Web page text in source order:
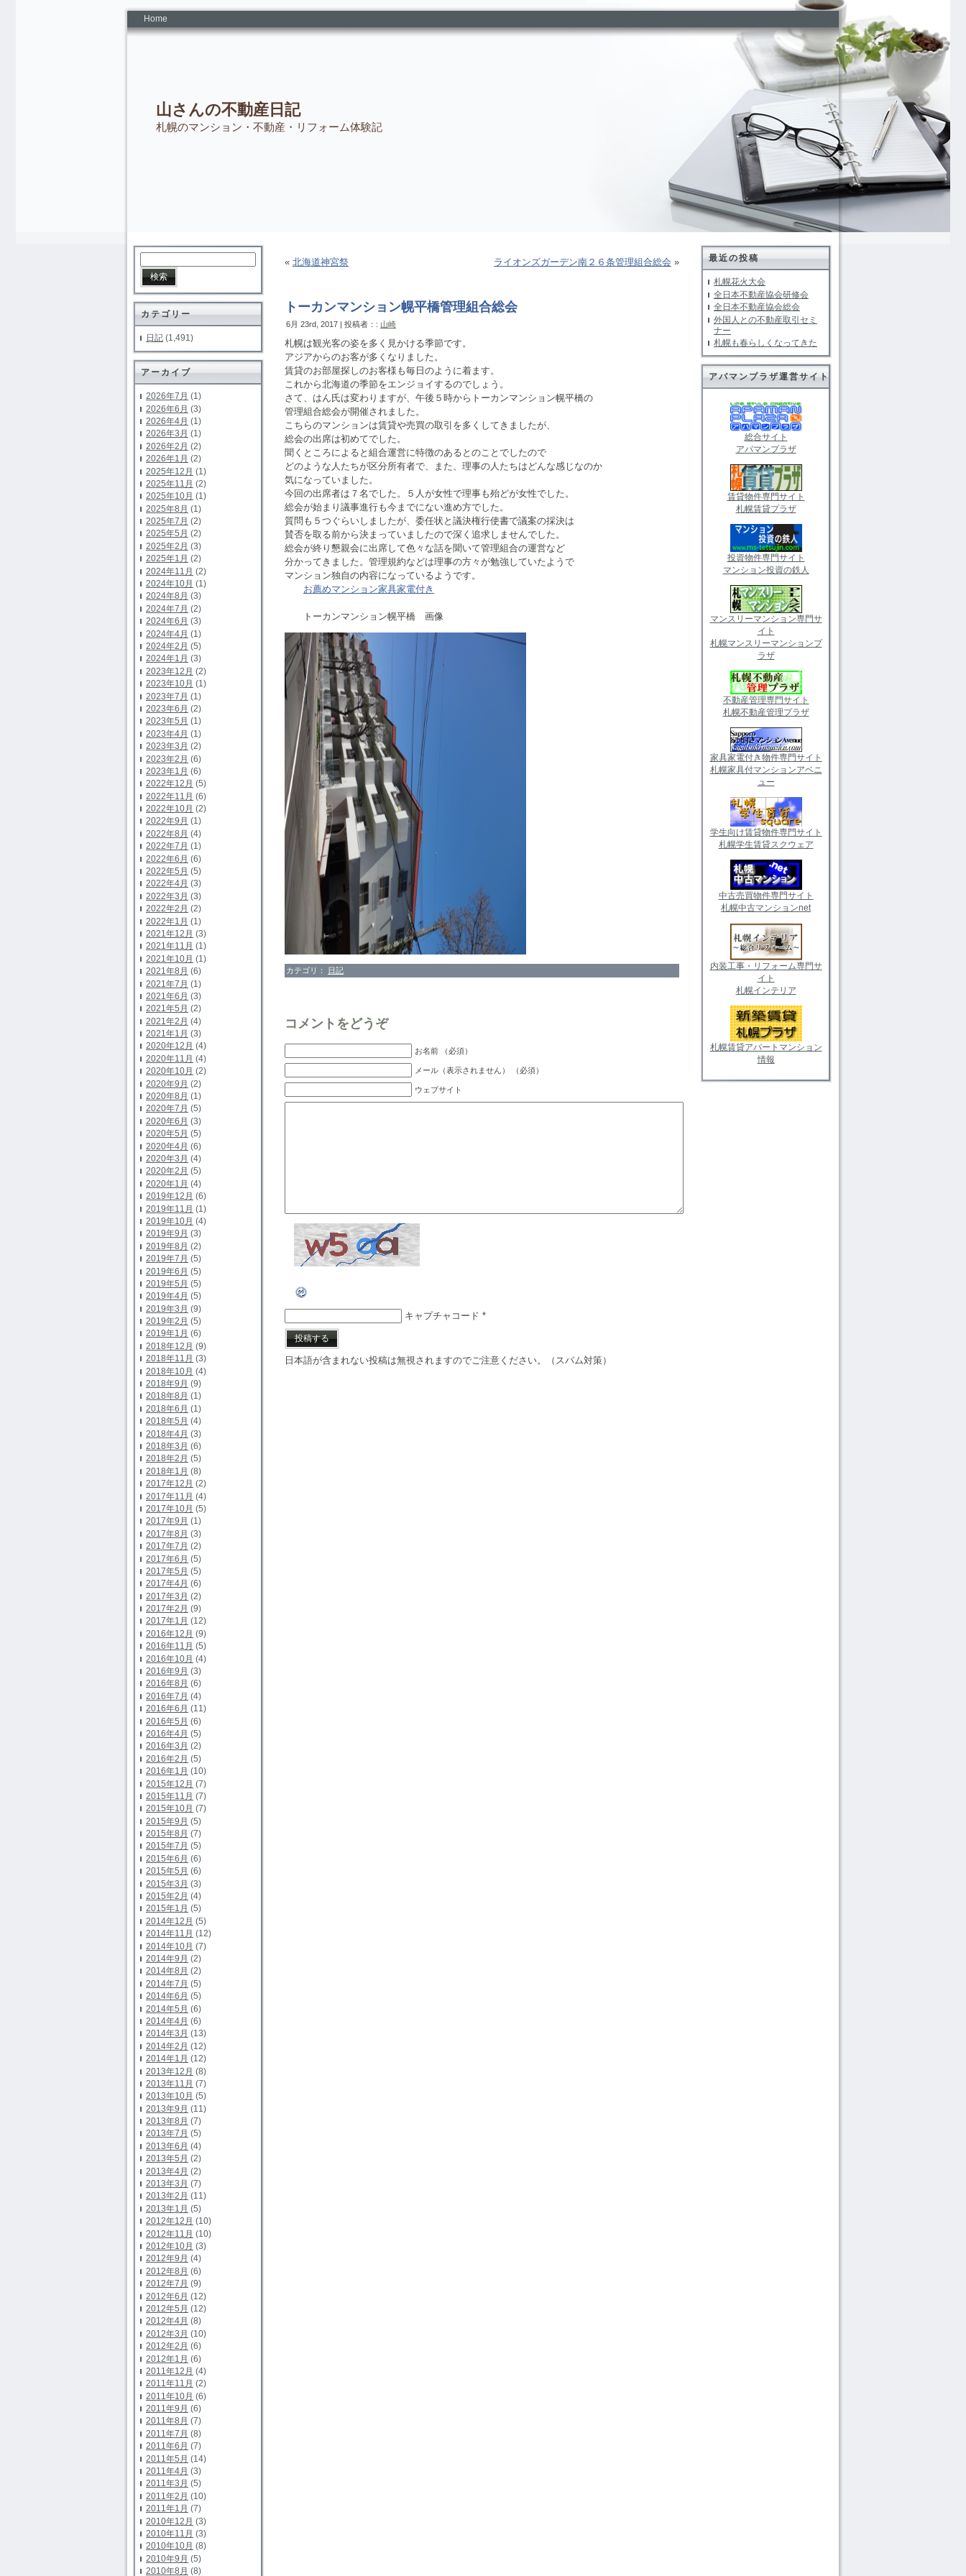
Home
山さんの不動産日記
札幌のマンション・不動産・リフォーム体験記
カテゴリー
日記 (1,491)
アーカイブ
2026年7月 (1)
2026年6月 (3)
2026年4月 (1)
2026年3月 (1)
2026年2月 (2)
2026年1月 (2)
2025年12月 (1)
2025年11月 (2)
2025年10月 (1)
2025年8月 (1)
2025年7月 (2)
2025年5月 (2)
2025年2月 (3)
2025年1月 (2)
2024年11月 (2)
2024年10月 (1)
2024年8月 (3)
2024年7月 (2)
2024年6月 (3)
2024年4月 (1)
2024年2月 (5)
2024年1月 (3)
2023年12月 (2)
2023年10月 (1)
2023年7月 (1)
2023年6月 (2)
2023年5月 (1)
2023年4月 (1)
2023年3月 (2)
2023年2月 (6)
2023年1月 (6)
2022年12月 (5)
2022年11月 (6)
2022年10月 (2)
2022年9月 (1)
2022年8月 (4)
2022年7月 (1)
2022年6月 (6)
2022年5月 (5)
2022年4月 (3)
2022年3月 (3)
2022年2月 (2)
2022年1月 (1)
2021年12月 (3)
2021年11月 (1)
2021年10月 (1)
2021年8月 (6)
2021年7月 (1)
2021年6月 (3)
2021年5月 (2)
2021年2月 (4)
2021年1月 (3)
2020年12月 (4)
2020年11月 (4)
2020年10月 (2)
2020年9月 (2)
2020年8月 (1)
2020年7月 (5)
2020年6月 (3)
2020年5月 (5)
2020年4月 (6)
2020年3月 (4)
2020年2月 (5)
2020年1月 (4)
2019年12月 (6)
2019年11月 (1)
2019年10月 (4)
2019年9月 (3)
2019年8月 (2)
2019年7月 (5)
2019年6月 (5)
2019年5月 (5)
2019年4月 (5)
2019年3月 (9)
2019年2月 (5)
2019年1月 (6)
2018年12月 (9)
2018年11月 (3)
2018年10月 (4)
2018年9月 (9)
2018年8月 (1)
2018年6月 (1)
2018年5月 (4)
2018年4月 (3)
2018年3月 (6)
2018年2月 (5)
2018年1月 (8)
2017年12月 (2)
2017年11月 (4)
2017年10月 (5)
2017年9月 (1)
2017年8月 (3)
2017年7月 (2)
2017年6月 (5)
2017年5月 (5)
2017年4月 (6)
2017年3月 (2)
2017年2月 (9)
2017年1月 (12)
2016年12月 (9)
2016年11月 (5)
2016年10月 (4)
2016年9月 (3)
2016年8月 (6)
2016年7月 (4)
2016年6月 (11)
2016年5月 (6)
2016年4月 (5)
2016年3月 (2)
2016年2月 (5)
2016年1月 (10)
2015年12月 (7)
2015年11月 (7)
2015年10月 (7)
2015年9月 (5)
2015年8月 (7)
2015年7月 (5)
2015年6月 (6)
2015年5月 (6)
2015年3月 (3)
2015年2月 (4)
2015年1月 (5)
2014年12月 (5)
2014年11月 (12)
2014年10月 (7)
2014年9月 (2)
2014年8月 (2)
2014年7月 (5)
2014年6月 (5)
2014年5月 (6)
2014年4月 (6)
2014年3月 (13)
2014年2月 (12)
2014年1月 (12)
2013年12月 (8)
2013年11月 (7)
2013年10月 (5)
2013年9月 (11)
2013年8月 (7)
2013年7月 (5)
2013年6月 (4)
2013年5月 (2)
2013年4月 (2)
2013年3月 (7)
2013年2月 (11)
2013年1月 (5)
2012年12月 (10)
2012年11月 (10)
2012年10月 (3)
2012年9月 (4)
2012年8月 (6)
2012年7月 (9)
2012年6月 (12)
2012年5月 (12)
2012年4月 (8)
2012年3月 (10)
2012年2月 (6)
2012年1月 (6)
2011年12月 (4)
2011年11月 (2)
2011年10月 (6)
2011年9月 (6)
2011年8月 (7)
2011年7月 (8)
2011年6月 (7)
2011年5月 (14)
2011年4月 (3)
2011年3月 (5)
2011年2月 (10)
2011年1月 (7)
2010年12月 (3)
2010年11月 (3)
2010年10月 (8)
2010年9月 (5)
2010年8月 (8)
« 北海道神宮祭 ライオンズガーデン南２６条管理組合総会 »
トーカンマンション幌平橋管理組合総会
6月 23rd, 2017 | 投稿者：: 山崎
札幌は観光客の姿を多く見かける季節です。
アジアからのお客が多くなりました。
賃貸のお部屋探しのお客様も毎日のように着ます。
これから北海道の季節をエンジョイするのでしょう。
さて、はん氏は変わりますが、午後５時からトーカンマンション幌平橋の
管理組合総会が開催されました。
こちらのマンションは賃貸や売買の取引を多くしてきましたが、
総会の出席は初めてでした。
聞くところによると組合運営に特徴のあるとのことでしたので
どのような人たちが区分所有者で、また、理事の人たちはどんな感じなのか
気になっていました。
今回の出席者は７名でした。５人が女性で理事も殆どが女性でした。
総会が始まり議事進行も今までにない進め方でした。
質問も５つぐらいしましたが、委任状と議決権行使書で議案の採決は
賛否を取る前から決まっていましたので深く追求しませんでした。
総会が終り懇親会に出席して色々な話を聞いて管理組合の運営など
分かってきました。管理規約などは理事の方々が勉強していたようで
マンション独自の内容になっているようです。
お薦めマンション家具家電付き
トーカンマンション幌平橋 画像
カテゴリ： 日記
コメントをどうぞ
お名前 （必須）
メール（表示されません） （必須）
ウェブサイト
キャプチャコード *
日本語が含まれない投稿は無視されますのでご注意ください。（スパム対策）
最近の投稿
札幌花火大会
全日本不動産協会研修会
全日本不動産協会総会
外国人との不動産取引セミ
ナー
札幌も春らしくなってきた
アパマンプラザ運営サイト
総合サイト
アパマンプラザ
賃貸物件専門サイト
札幌賃貸プラザ
投資物件専門サイト
マンション投資の鉄人
マンスリーマンション専門サ
イト
札幌マンスリーマンションプ
ラザ
不動産管理専門サイト
札幌不動産管理プラザ
家具家電付き物件専門サイト
札幌家具付マンションアベニ
ュー
学生向け賃貸物件専門サイト
札幌学生賃貸スクウェア
中古売買物件専門サイト
札幌中古マンションnet
内装工事・リフォーム専門サ
イト
札幌インテリア
札幌賃貸アパートマンション
情報